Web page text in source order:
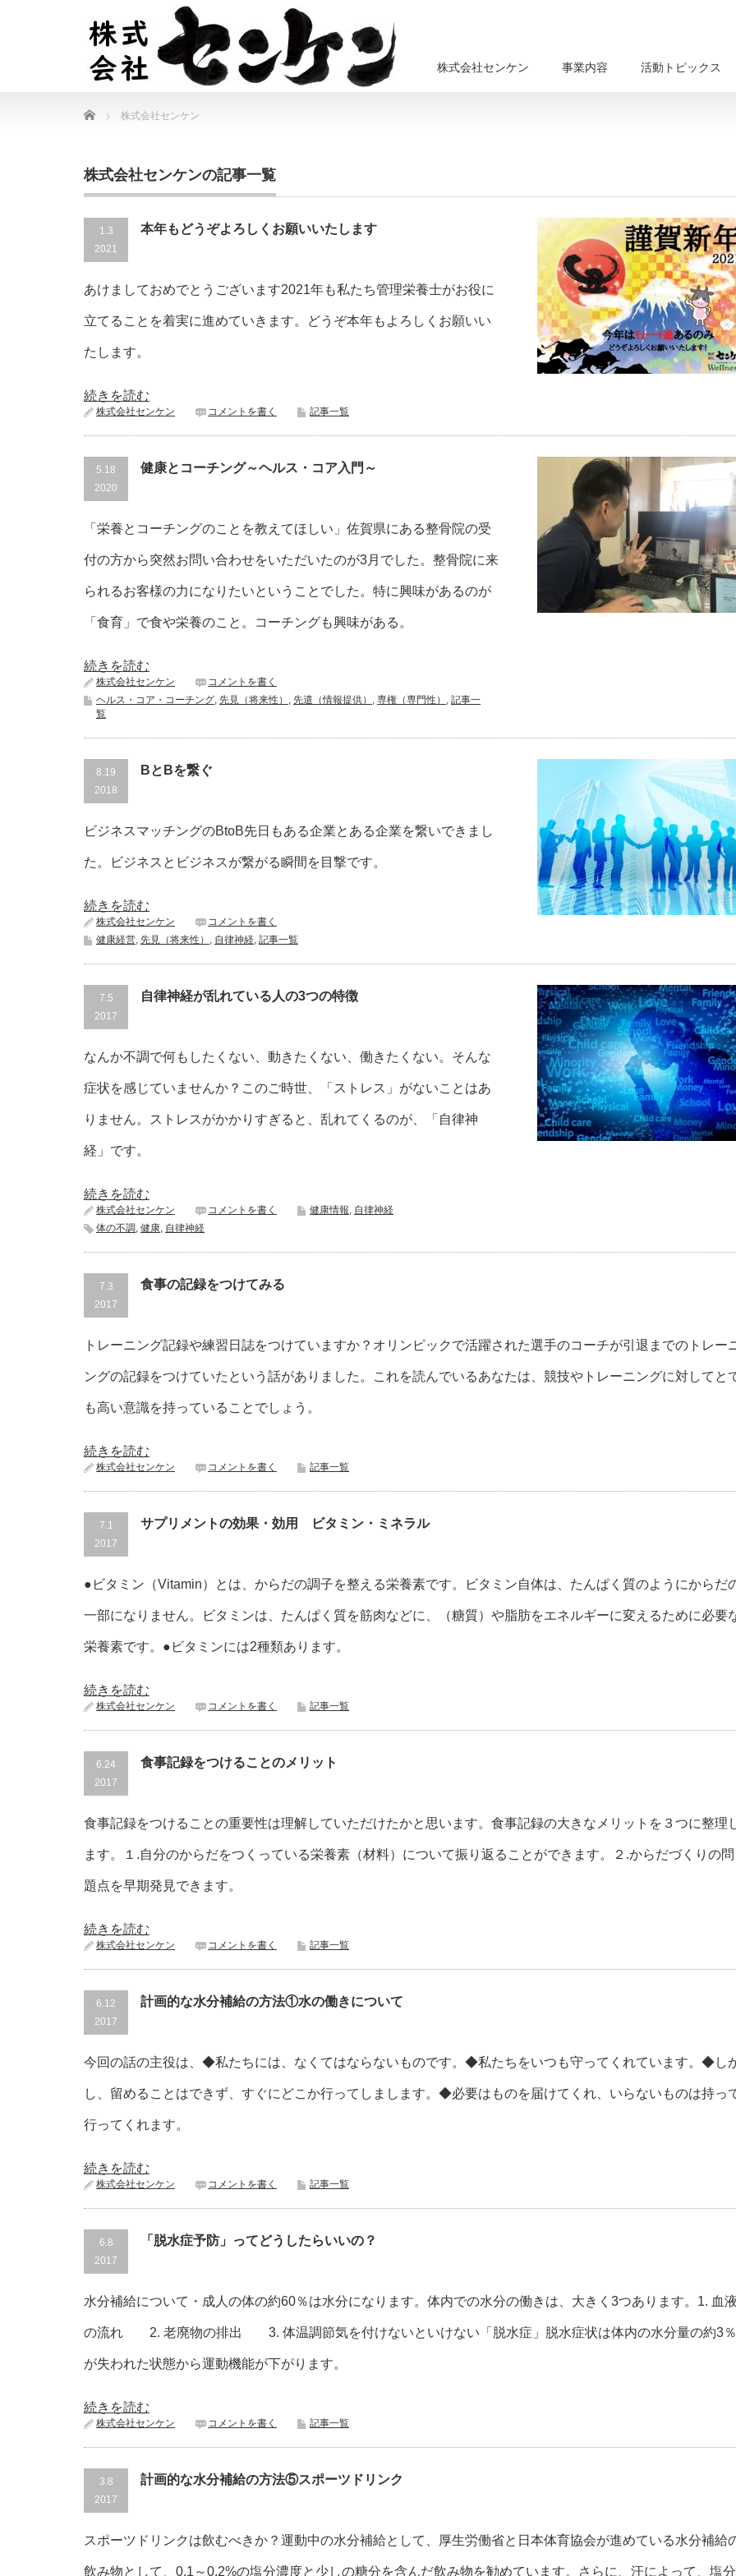
株式会社センケン 事業内容 活動トピックス
Home 株式会社センケン
株式会社センケンの記事一覧
1.3
2021
本年もどうぞよろしくお願いいたします
あけましておめでとうございます2021年も私たち管理栄養士がお役に
立てることを着実に進めていきます。どうぞ本年もよろしくお願いい
たします。
続きを読む
株式会社センケン コメントを書く 記事一覧
5.18
2020
健康とコーチング～ヘルス・コア入門～
「栄養とコーチングのことを教えてほしい」佐賀県にある整骨院の受
付の方から突然お問い合わせをいただいたのが3月でした。整骨院に来
られるお客様の力になりたいということでした。特に興味があるのが
「食育」で食や栄養のこと。コーチングも興味がある。
続きを読む
株式会社センケン
コメントを書く
ヘルス・コア・コーチング, 先見（将来性） , 先遣（情報提供） , 専権（専門性） , 記事一
覧
8.19
2018
BとBを繋ぐ
ビジネスマッチングのBtoB先日もある企業とある企業を繋いできまし
た。ビジネスとビジネスが繋がる瞬間を目撃です。
続きを読む
株式会社センケン
コメントを書く
健康経営, 先見（将来性） , 自律神経, 記事一覧
7.5
2017
自律神経が乱れている人の3つの特徴
なんか不調で何もしたくない、動きたくない、働きたくない。そんな
症状を感じていませんか？このご時世、「ストレス」がないことはあ
りません。ストレスがかかりすぎると、乱れてくるのが、「自律神
経」です。
続きを読む
株式会社センケン コメントを書く 健康情報, 自律神経
体の不調 , 健康, 自律神経
7.3
2017
食事の記録をつけてみる
トレーニング記録や練習日誌をつけていますか？オリンピックで活躍された選手のコーチが引退までのトレー
ングの記録をつけていたという話がありました。これを読んでいるあなたは、競技やトレーニングに対してと
も高い意識を持っていることでしょう。
続きを読む
株式会社センケン コメントを書く 記事一覧
7.1
2017
サプリメントの効果・効用 ビタミン・ミネラル
●ビタミン（Vitamin）とは、からだの調子を整える栄養素です。ビタミン自体は、たんぱく質のようにからだ
一部になりません。ビタミンは、たんぱく質を筋肉などに、（糖質）や脂肪をエネルギーに変えるために必要
栄養素です。●ビタミンには2種類あります。
続きを読む
株式会社センケン コメントを書く 記事一覧
6.24
2017
食事記録をつけることのメリット
食事記録をつけることの重要性は理解していただけたかと思います。食事記録の大きなメリットを３つに整理
ます。１.自分のからだをつくっている栄養素（材料）について振り返ることができます。２.からだづくりの問
題点を早期発見できます。
続きを読む
株式会社センケン コメントを書く 記事一覧
6.12
2017
計画的な水分補給の方法①水の働きについて
今回の話の主役は、◆私たちには、なくてはならないものです。◆私たちをいつも守ってくれています。◆し
し、留めることはできず、すぐにどこか行ってしまします。◆必要はものを届けてくれ、いらないものは持っ
行ってくれます。
続きを読む
株式会社センケン コメントを書く 記事一覧
6.8
2017
「脱水症予防」ってどうしたらいいの？
水分補給について・成人の体の約60％は水分になります。体内での水分の働きは、大きく3つあります。1. 血
の流れ 2. 老廃物の排出 3. 体温調節気を付けないといけない「脱水症」脱水症状は体内の水分量の約3％
が失われた状態から運動機能が下がります。
続きを読む
株式会社センケン コメントを書く 記事一覧
3.8
2017
計画的な水分補給の方法⑤スポーツドリンク
スポーツドリンクは飲むべきか？運動中の水分補給として、厚生労働省と日本体育協会が進めている水分補給
飲み物として、0.1～0.2%の塩分濃度と少しの糖分を含んだ飲み物を勧めています。さらに、汗によって、塩分